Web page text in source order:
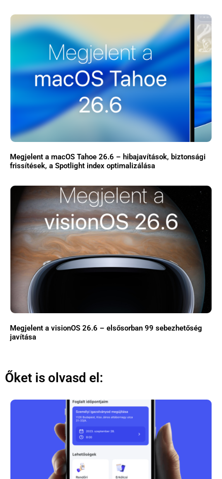
Megjelent a macOS Tahoe 26.6 – hibajavítások, biztonsági
frissítések, a Spotlight index optimalizálása
Megjelent a visionOS 26.6 – elsősorban 99 sebezhetőség
javítása
Őket is olvasd el: